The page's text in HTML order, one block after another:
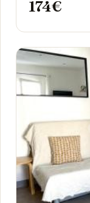
174€